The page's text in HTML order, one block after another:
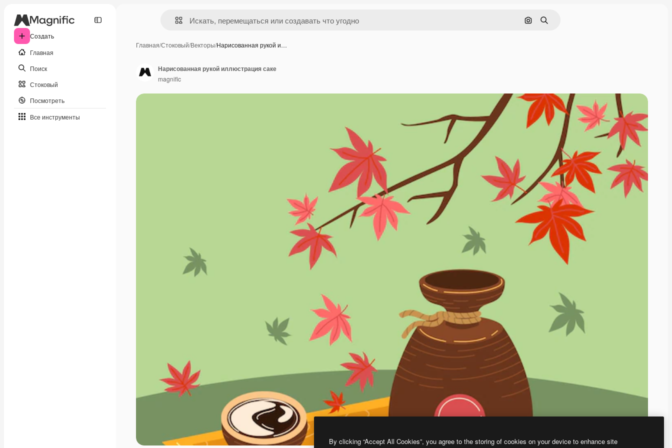
Создать
Главная
Поиск
Стоковый
Посмотреть
Все инструменты
Поиск по изображению
Поиск
Главная/Стоковый/Векторы/Нарисованная рукой и…
Нарисованная рукой иллюстрация саке
magnific
By clicking “Accept All Cookies”, you agree to the storing of cookies on your device to enhance site